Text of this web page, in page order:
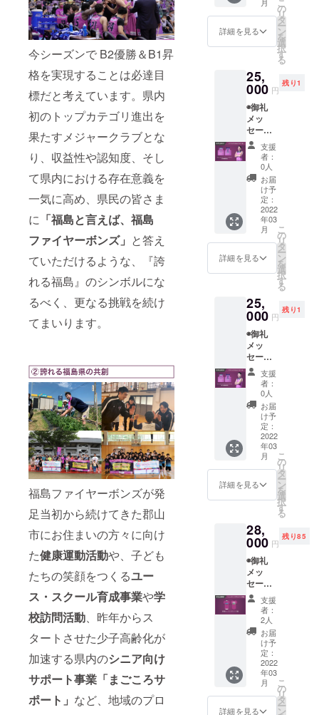
今シーズンで B2優勝＆B1昇
格を実現することは必達目
標だと考えています。県内
初のトップカテゴリ進出を
果たすメジャークラブとな
り、収益性や認知度、そし
て県内における存在意義を
一気に高め、県民の皆さま
に 「福島と言えば、福島
ファイヤーボンズ」 と答え
ていただけるような、『誇
れる福島』のシンボルにな
るべく、更なる挑戦を続け
てまいります。
福島ファイヤーボンズが発
足当初から続けてきた郡山
市にお住まいの方々に向け
た健康運動活動や、子ども
たちの笑顔をつくるユー
ス・スクール育成事業や学
校訪問活動、昨年からス
タートさせた少子高齢化が
加速する県内のシニア向け
サポート事業「まごころサ
ポート」 など、地域のプロ
BONDS
UP T
パー・
ジェー
なりま
す
ンズ公
式HPに
名前掲
載 ※支
援時に
にご希
望のお
名前を
ご記入
くださ
い ◉直筆
サイン
入りレ
プリカ
ユニ
フォー
ム (#8
村上慎
也) ※サ
イズは
XLにな
ります
詳細を見る
の
リ
タ
ー
ン
を
選
択
す
る
25,
000 円
残り1
◉御礼
メッ
セージ
動画
(メール
にて動
画デー
タ送付)
◉福島
ファイ
ヤーボ
ンズ公
式HPに
名前掲
載 ※支
援時に
にご希
望のお
名前を
ご記入
くださ
い ◉直筆
サイン
入りレ
プリカ
ユニ
フォー
ム (#9
神原裕
司) ※サ
イズは
XLにな
ります
支援
者：
0人
お届
け予
定：
2022
年03
月
詳細を見る
こ
の
リ
タ
ー
ン
を
選
択
す
る
25,
000 円
残り1
◉御礼
メッ
セージ
動画
(メール
にて動
画デー
タ送付)
◉福島
ファイ
ヤーボ
ンズ公
式HPに
名前掲
載 ※支
援時に
にご希
望のお
名前を
ご記入
くださ
い ◉直筆
サイン
入りレ
プリカ
ユニ
フォー
ム (#16
橋本尚
明) ※サ
イズは
XLにな
ります
支援
者：
0人
お届
け予
定：
2022
年03
月
詳細を見る
こ
の
リ
タ
ー
ン
を
選
択
す
る
28,
000 円
残り85
◉御礼
メッ
セージ
動画
(メール
にて動
画デー
タ送付)
◉福島
ファイ
ヤーボ
ンズ公
式HPに
名前掲
支援
者：
2人
お届
け予
定：
2022
年03
月
詳細を見る
こ
の
リ
タ
ー
ン